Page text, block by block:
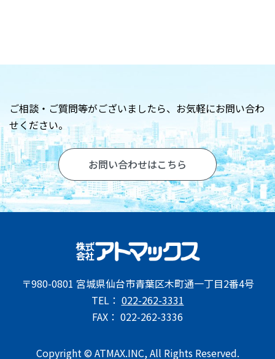
お問い合わせ
ご相談・ご質問等がございましたら、 お気軽にお問い合わ
せください。
お問い合わせはこちら
〒980-0801 宮城県仙台市青葉区木町通一丁目2番4号
TEL： 022-262-3331
FAX： 022-262-3336
Copyright © ATMAX.INC, All Rights Reserved.